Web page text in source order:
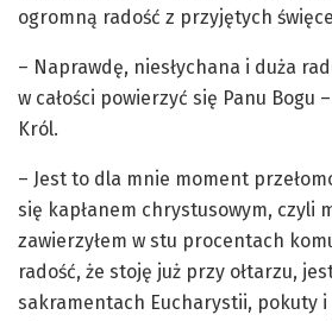
ogromną radość z przyjętych
– Naprawdę, niesłychana i duża
w całości powierzyć się Panu Bogu
Król.
– Jest to dla mnie moment
się kapłanem chrystusowym, czyli
zawierzyłem w stu procentach
radość, że stoję już przy ołtarzu,
sakramentach Eucharystii, pokuty i